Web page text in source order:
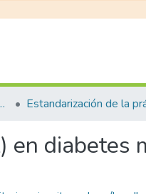
en Salud – CEIDS
en diabetes